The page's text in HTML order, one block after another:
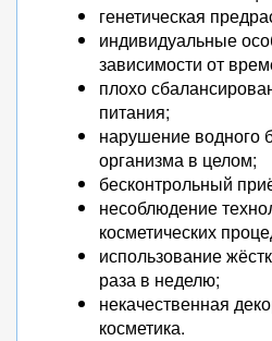
генетическая
индивидуальные
зависимости от
плохо
питания;
нарушение водного
организма в целом;
бесконтрольный
несоблюдение
косметических
использование
раза в неделю;
некачественная
косметика.